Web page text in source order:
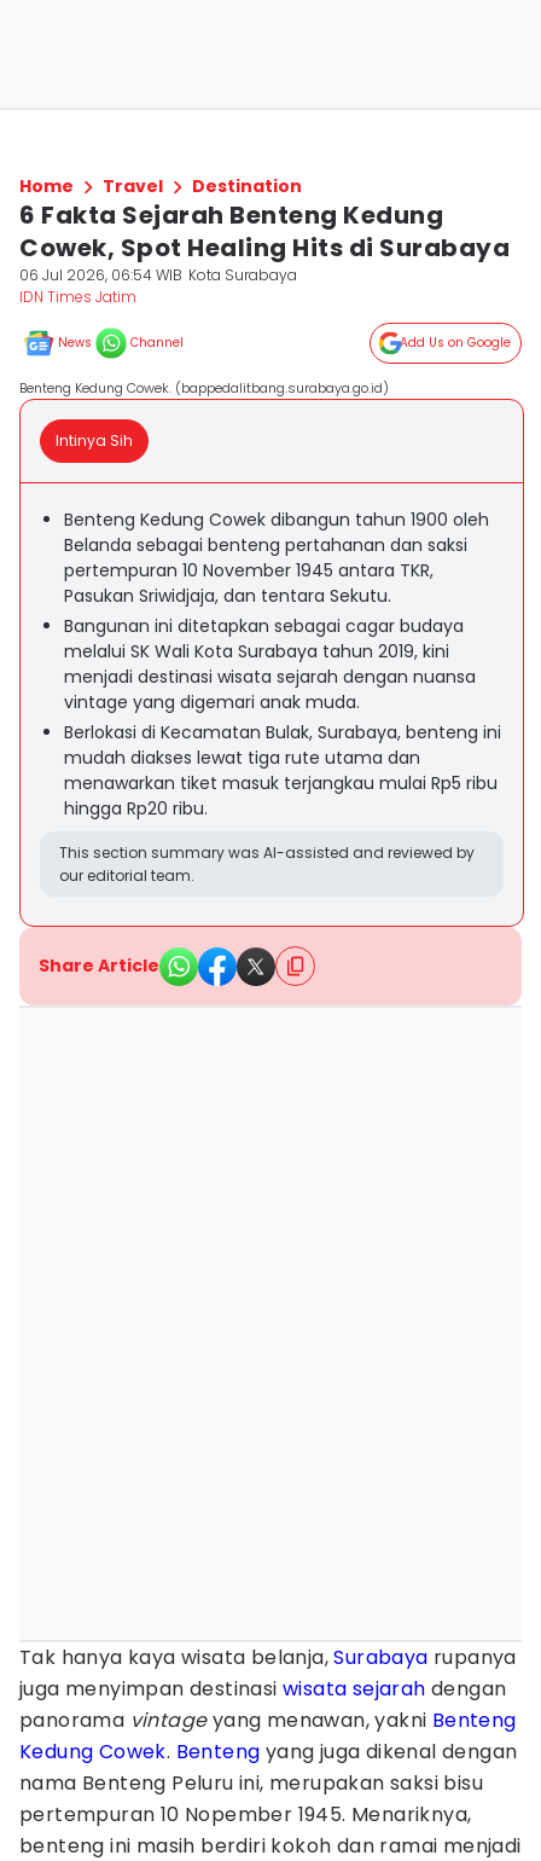
Home Travel Destination
6 Fakta Sejarah Benteng Kedung
Cowek, Spot Healing Hits di Surabaya
06 Jul 2026, 06:54 WIB Kota Surabaya
IDN Times Jatim
News Channel Add Us on Google
Benteng Kedung Cowek. (bappedalitbang.surabaya.go.id)
Intinya Sih
Benteng Kedung Cowek dibangun tahun 1900 oleh
Belanda sebagai benteng pertahanan dan saksi
pertempuran 10 November 1945 antara TKR,
Pasukan Sriwidjaja, dan tentara Sekutu.
Bangunan ini ditetapkan sebagai cagar budaya
melalui SK Wali Kota Surabaya tahun 2019, kini
menjadi destinasi wisata sejarah dengan nuansa
vintage yang digemari anak muda.
Berlokasi di Kecamatan Bulak, Surabaya, benteng ini
mudah diakses lewat tiga rute utama dan
menawarkan tiket masuk terjangkau mulai Rp5 ribu
hingga Rp20 ribu.
This section summary was AI-assisted and reviewed by
our editorial team.
Share Article
Tak hanya kaya wisata belanja,Surabaya rupanya
juga menyimpan destinasi wisata sejarah dengan
panorama vintageyang menawan, yakni Benteng
Kedung Cowek. Benteng yang juga dikenal dengan
nama Benteng Peluru ini, merupakan saksi bisu
pertempuran 10 Nopember 1945. Menariknya,
benteng ini masih berdiri kokoh dan ramai menjadi